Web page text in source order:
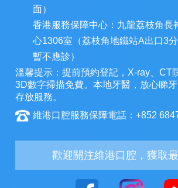
面）
香港服務保障中心：九龍荔枝角長
心1306室（荔枝角地鐵站A出口3
暫不應診）
溫馨提示：提前預約登記，X-ray、CT
3D數字掃描免費。本地牙醫，放心睇
存放服務。
維港口腔服務保障電話：+852
歡迎關注維港口腔，獲取